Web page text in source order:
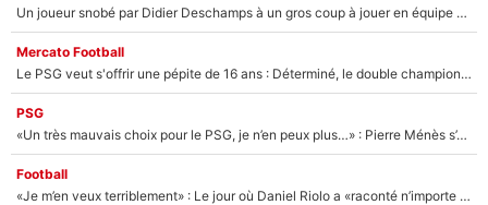
Un joueur snobé par Didier Deschamps à un gros coup à jouer en équipe de France : Zinedine Zidane a trouvé son numéro 9 ?
Mercato Football
Le PSG veut s'offrir une pépite de 16 ans : Déterminé, le double champion d'Europe en titre est prêt à lâcher 40M€ pour celui que l'on compare déjà à Vinicius Jr !
PSG
«Un très mauvais choix pour le PSG, je n’en peux plus…» : Pierre Ménès s’est complètement trompé avec Luis Enrique et ces déclarations le prouvent !
Football
«Je m’en veux terriblement» : Le jour où Daniel Riolo a «raconté n’importe quoi» dans l'After Foot !